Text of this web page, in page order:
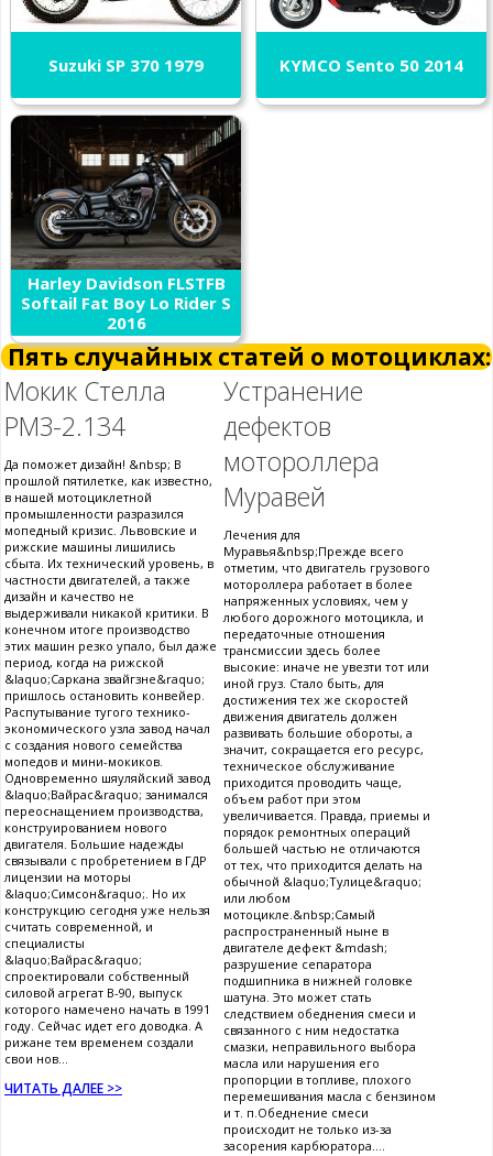
Suzuki SP 370 1979 KYMCO Sento 50 2014
Harley Davidson FLSTFB
Softail Fat Boy Lo Rider S
2016
Пять случайных статей о мотоциклах:
Мокик Стелла
РМЗ-2.134
Да поможет дизайн! &nbsp; В
прошлой пятилетке, как известно,
в нашей мотоциклетной
промышленности разразился
мопедный кризис. Львовские и
рижские машины лишились
сбыта. Их технический уровень, в
частности двигателей, а также
дизайн и качество не
выдерживали никакой критики. В
конечном итоге производство
этих машин резко упало, был даже
период, когда на рижской
&laquo;Саркана звайгзне&raquo;
пришлось остановить конвейер.
Распутывание тугого технико-
экономического узла завод начал
с создания нового семейства
мопедов и мини-мокиков.
Одновременно шяуляйский завод
&laquo;Вайрас&raquo; занимался
переоснащением производства,
конструированием нового
двигателя. Большие надежды
связывали с пробретением в ГДР
лицензии на моторы
&laquo;Симсон&raquo;. Но их
конструкцию сегодня уже нельзя
считать современной, и
специалисты
&laquo;Вайрас&raquo;
спроектировали собственный
силовой агрегат В-90, выпуск
которого намечено начать в 1991
году. Сейчас идет его доводка. А
рижане тем временем создали
свои нов...
ЧИТАТЬ ДАЛЕЕ >>
Устранение
дефектов
мотороллера
Муравей
Лечения для
Муравья&nbsp;Прежде всего
отметим, что двигатель грузового
мотороллера работает в более
напряженных условиях, чем у
любого дорожного мотоцикла, и
передаточные отношения
трансмиссии здесь более
высокие: иначе не увезти тот или
иной груз. Стало быть, для
достижения тех же скоростей
движения двигатель должен
развивать большие обороты, а
значит, сокращается его ресурс,
техническое обслуживание
приходится проводить чаще,
объем работ при этом
увеличивается. Правда, приемы и
порядок ремонтных операций
большей частью не отличаются
от тех, что приходится делать на
обычной &laquo;Тулице&raquo;
или любом
мотоцикле.&nbsp;Самый
распространенный ныне в
двигателе дефект &mdash;
разрушение сепаратора
подшипника в нижней головке
шатуна. Это может стать
следствием обеднения смеси и
связанного с ним недостатка
смазки, неправильного выбора
масла или нарушения его
пропорции в топливе, плохого
перемешивания масла с бензином
и т. п.Обеднение смеси
происходит не только из-за
засорения карбюратора....